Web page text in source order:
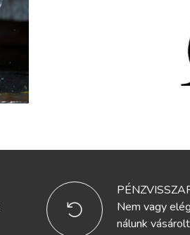
Nem vagy
nálunk vásárolt